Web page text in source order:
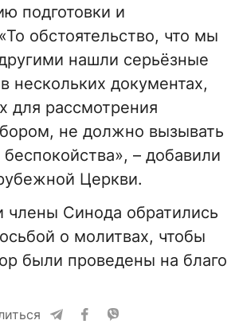
подготовки и
обстоятельство, что мы
нашли серьёзные
нескольких документах,
для рассмотрения
не должно вызывать
– добавили
Церкви.
члены Синода обратились
о молитвах, чтобы
были проведены на благо